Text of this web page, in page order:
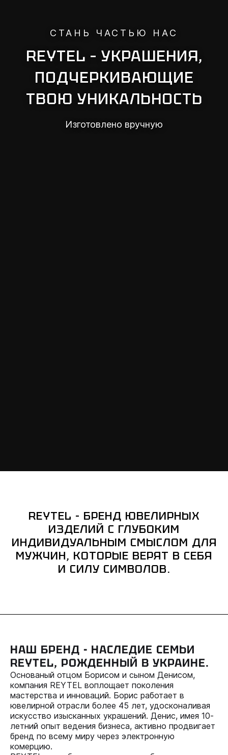
СТАНЬ ЧАСТЬЮ НАС
REYTEL – УКРАШЕНИЯ,
ПОДЧЕРКИВАЮЩИЕ
ТВОЮ УНИКАЛЬНОСТЬ
Изготовлено вручную
REYTEL - БРЕНД ЮВЕЛИРНЫХ
ИЗДЕЛИЙ С ГЛУБОКИМ
ИНДИВИДУАЛЬНЫМ СМЫСЛОМ ДЛЯ
МУЖЧИН, КОТОРЫЕ ВЕРЯТ В СЕБЯ
И СИЛУ СИМВОЛОВ.
НАШ БРЕНД - НАСЛЕДИЕ СЕМЬИ
REYTEL, РОЖДЕННЫЙ В УКРАИНЕ.
Основаный отцом Борисом и сыном Денисом,
компания REYTEL воплощает поколения
мастерства и инноваций. Борис работает в
ювелирной отрасли более 45 лет, удосконаливая
искусство изысканных украшений. Денис, имея 10-
летний опыт ведения бизнеса, активно продвигает
бренд по всему миру через электронную
комерцию.